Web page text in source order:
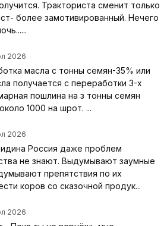
Тракториста сменит только
более замотивированный. Нечего
2026
масла с тонны семян-35% или
получается с переработки 3-х
пошлина на з тонны семян
1000 на шрот. ...
2026
Россия даже проблем
не знают. Выдумывают заумные
препятствия по их
коров со сказочной продук...
2026